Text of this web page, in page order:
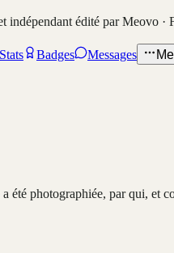
indépendant édité par Meovo ·
Stats Badges Messages
été photographiée, par qui, et